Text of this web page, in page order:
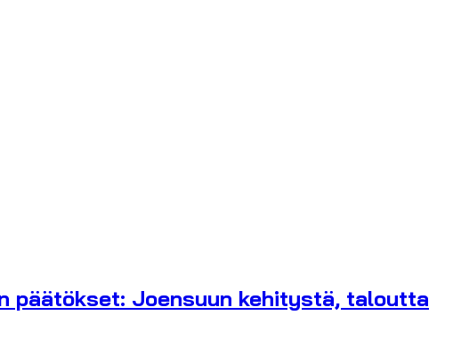
päätökset: Joensuun kehitystä, taloutta